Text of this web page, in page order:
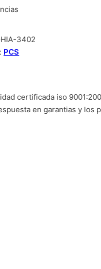
3402
PCS
certificada iso
en garantias y los